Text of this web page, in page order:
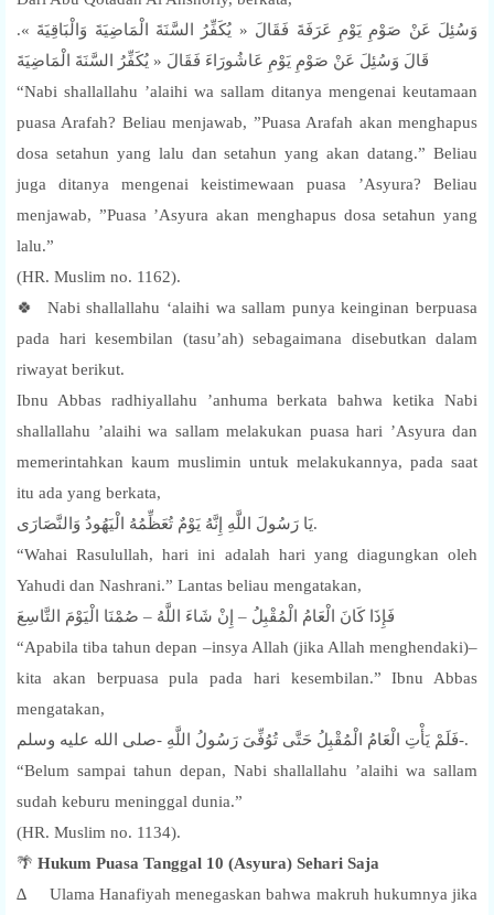
وَسُئِلَ عَنْ صَوْمِ يَوْمِ عَرَفَةَ فَقَالَ « يُكَفِّرُ السَّنَةَ الْمَاضِيَةَ وَالْبَاقِيَةَ ».
قَالَ وَسُئِلَ عَنْ صَوْمِ يَوْمِ عَاشُورَاءَ فَقَالَ « يُكَفِّرُ السَّنَةَ الْمَاضِيَةَ
“Nabi shallallahu ’alaihi wa sallam ditanya mengenai keutamaan
puasa Arafah? Beliau menjawab, ”Puasa Arafah akan menghapus
dosa setahun yang lalu dan setahun yang akan datang.” Beliau
juga ditanya mengenai keistimewaan puasa ’Asyura? Beliau
menjawab, ”Puasa ’Asyura akan menghapus dosa setahun yang
lalu.”
(HR. Muslim no. 1162).
🍀 Nabi shallallahu ‘alaihi wa sallam punya keinginan berpuasa
pada hari kesembilan (tasu’ah) sebagaimana disebutkan dalam
riwayat berikut.
Ibnu Abbas radhiyallahu ’anhuma berkata bahwa ketika Nabi
shallallahu ’alaihi wa sallam melakukan puasa hari ’Asyura dan
memerintahkan kaum muslimin untuk melakukannya, pada saat
itu ada yang berkata,
يَا رَسُولَ اللَّهِ إِنَّهُ يَوْمٌ تُعَظِّمُهُ الْيَهُودُ وَالنَّصَارَى.
“Wahai Rasulullah, hari ini adalah hari yang diagungkan oleh
Yahudi dan Nashrani.” Lantas beliau mengatakan,
فَإِذَا كَانَ الْعَامُ الْمُقْبِلُ – إِنْ شَاءَ اللَّهُ – صُمْنَا الْيَوْمَ التَّاسِعَ
“Apabila tiba tahun depan –insya Allah (jika Allah menghendaki)–
kita akan berpuasa pula pada hari kesembilan.” Ibnu Abbas
mengatakan,
فَلَمْ يَأْتِ الْعَامُ الْمُقْبِلُ حَتَّى تُوُفِّىَ رَسُولُ اللَّهِ -صلى الله عليه وسلم-.
“Belum sampai tahun depan, Nabi shallallahu ’alaihi wa sallam
sudah keburu meninggal dunia.”
(HR. Muslim no. 1134).
🌴 Hukum Puasa Tanggal 10 (Asyura) Sehari Saja
∆ Ulama Hanafiyah menegaskan bahwa makruh hukumnya jika